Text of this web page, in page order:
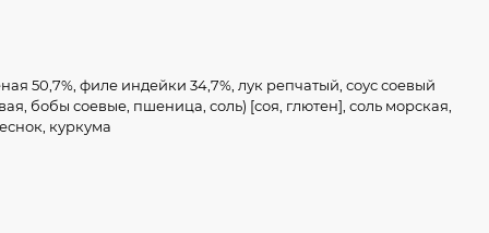
50,7%, филе индейки 34,7%, лук репчатый, соус соевый
бобы соевые, пшеница, соль) [соя, глютен], соль морская,
куркума